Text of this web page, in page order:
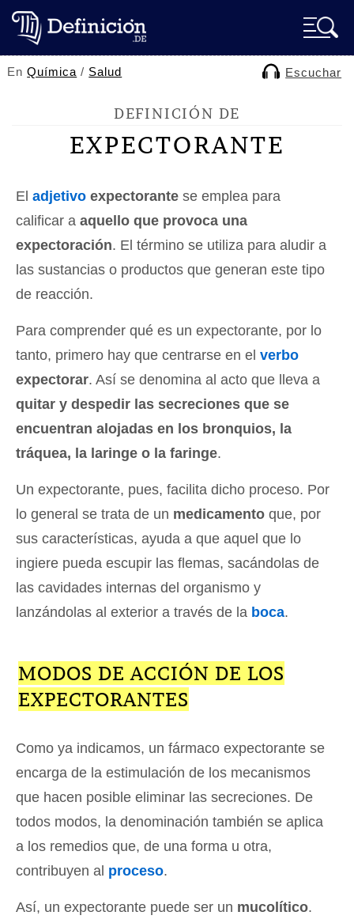
EnQuímica / Salud Escuchar
DEFINICIÓN DE
EXPECTORANTE
El adjetivo expectorante se emplea para
calificar a aquello que provoca una
expectoración. El término se utiliza para aludir a
las sustancias o productos que generan este tipo
de reacción.
Para comprender qué es un expectorante, por lo
tanto, primero hay que centrarse en el verbo
expectorar. Así se denomina al acto que lleva a
quitar y despedir las secreciones que se
encuentran alojadas en los bronquios, la
tráquea, la laringe o la faringe.
Un expectorante, pues, facilita dicho proceso. Por
lo general se trata de un medicamento que, por
sus características, ayuda a que aquel que lo
ingiere pueda escupir las flemas, sacándolas de
las cavidades internas del organismo y
lanzándolas al exterior a través de la boca.
MODOS DE ACCIÓN DE LOS
EXPECTORANTES
Como ya indicamos, un fármaco expectorante se
encarga de la estimulación de los mecanismos
que hacen posible eliminar las secreciones. De
todos modos, la denominación también se aplica
a los remedios que, de una forma u otra,
contribuyen al proceso.
Así, un expectorante puede ser un mucolítico.